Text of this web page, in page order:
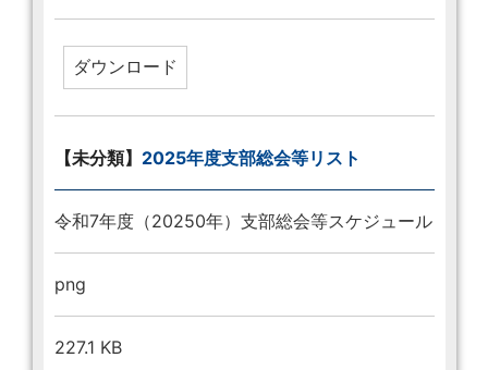
【未分類】 2025年度支部総会等リスト
令和7年度（20250年）支部総会等スケジュール
png
227.1 KB